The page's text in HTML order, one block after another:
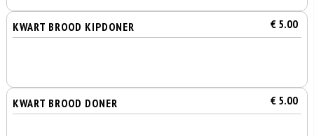
KWART BROOD KIPDONER € 5.00
KWART BROOD DONER € 5.00